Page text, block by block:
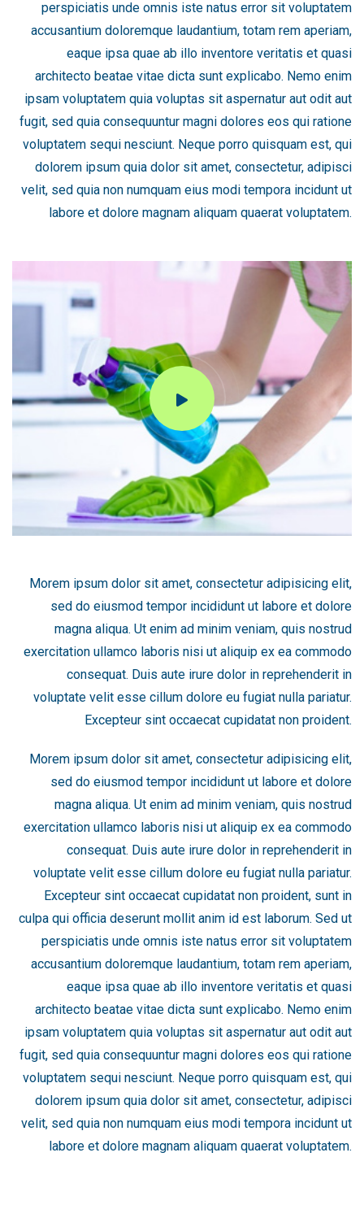
perspiciatis unde omnis iste natus error sit voluptatem
accusantium doloremque laudantium, totam rem aperiam,
eaque ipsa quae ab illo inventore veritatis et quasi
architecto beatae vitae dicta sunt explicabo. Nemo enim
ipsam voluptatem quia voluptas sit aspernatur aut odit aut
fugit, sed quia consequuntur magni dolores eos qui ratione
voluptatem sequi nesciunt. Neque porro quisquam est, qui
dolorem ipsum quia dolor sit amet, consectetur, adipisci
velit, sed quia non numquam eius modi tempora incidunt ut
labore et dolore magnam aliquam quaerat voluptatem.
Morem ipsum dolor sit amet, consectetur adipisicing elit,
sed do eiusmod tempor incididunt ut labore et dolore
magna aliqua. Ut enim ad minim veniam, quis nostrud
exercitation ullamco laboris nisi ut aliquip ex ea commodo
consequat. Duis aute irure dolor in reprehenderit in
voluptate velit esse cillum dolore eu fugiat nulla pariatur.
Excepteur sint occaecat cupidatat non proident.
Morem ipsum dolor sit amet, consectetur adipisicing elit,
sed do eiusmod tempor incididunt ut labore et dolore
magna aliqua. Ut enim ad minim veniam, quis nostrud
exercitation ullamco laboris nisi ut aliquip ex ea commodo
consequat. Duis aute irure dolor in reprehenderit in
voluptate velit esse cillum dolore eu fugiat nulla pariatur.
Excepteur sint occaecat cupidatat non proident, sunt in
culpa qui officia deserunt mollit anim id est laborum. Sed ut
perspiciatis unde omnis iste natus error sit voluptatem
accusantium doloremque laudantium, totam rem aperiam,
eaque ipsa quae ab illo inventore veritatis et quasi
architecto beatae vitae dicta sunt explicabo. Nemo enim
ipsam voluptatem quia voluptas sit aspernatur aut odit aut
fugit, sed quia consequuntur magni dolores eos qui ratione
voluptatem sequi nesciunt. Neque porro quisquam est, qui
dolorem ipsum quia dolor sit amet, consectetur, adipisci
velit, sed quia non numquam eius modi tempora incidunt ut
labore et dolore magnam aliquam quaerat voluptatem.